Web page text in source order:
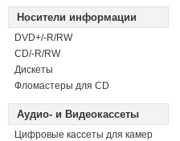
Носители информации
DVD+/-R/RW
СD/-R/RW
Дискеты
Фломастеры для CD
Аудио- и Видеокассеты
Цифровые кассеты для камер